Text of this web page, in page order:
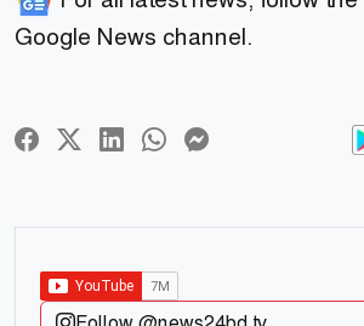
Google News channel.